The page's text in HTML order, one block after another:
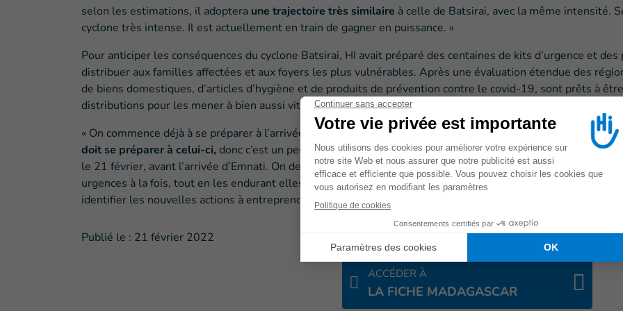
selon les estimations, il adoptera une trajectoire très similaire à celle de Batsirai, avec la même intensité.
cyclone très intense. Il est actuellement en train de gagner en puissance. »
Pour anticiper les conséquences du cyclone Batsirai, HI avait préparé des centaines de kits d’urgence et
distribuer aux familles affectées et aux foyers les plus vulnérables. Après une évaluation étendue des
de biens domestiques, d’articles d’hygiène et de produits de prévention contre le covid-19, sont prêts à
distributions pour les mener à bien aussi vite que possible, avant l’arrivée imminente d’Emnati.
« On commence déjà à se préparer à l’arrivée de la nouvelle tempête, » annonce Vincent. «Il ne faut pas
doit se préparer à celui-ci, donc c’est un peu compliqué. Il faut qu’on agisse vite et qu’on distribue nos kits
le 21 février, avant l’arrivée d’Emnati. On devra ensuite mettre nos équipes à l’abri. Les équipes sont très
urgences à la fois, tout en les endurant elles-mêmes. Une fois que le cyclone sera passé, nous
identifier les nouvelles actions à entreprendre pour venir en aide aux populations les plus vulnérables. »
Publié le : 21 février 2022
ACCÉDER À
LA FICHE MADAGASCAR